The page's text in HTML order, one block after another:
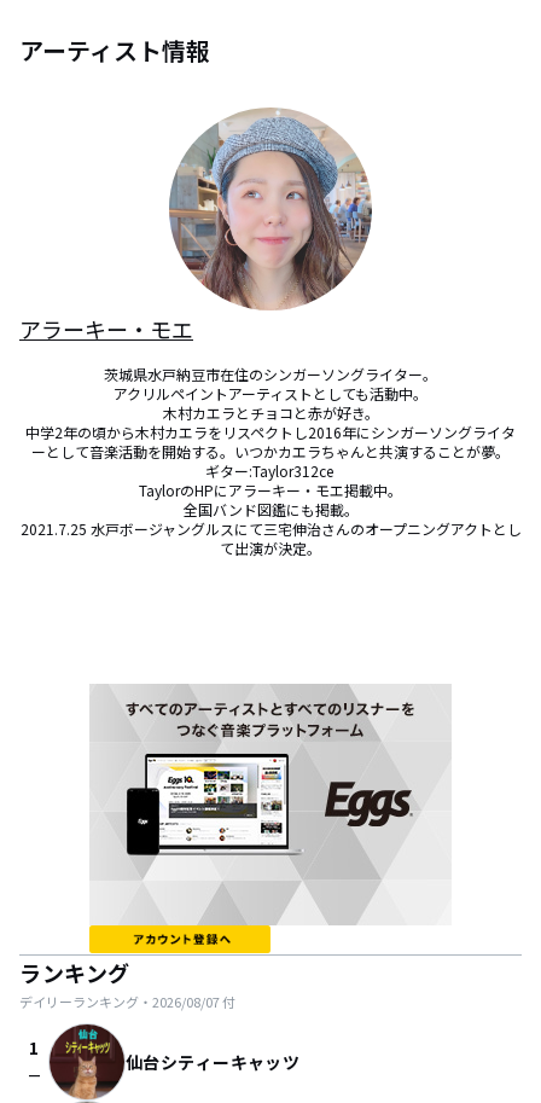
アーティスト情報
アラーキー・モエ
茨城県水戸納豆市在住のシンガーソングライター。
アクリルペイントアーティストとしても活動中。
木村カエラとチョコと赤が好き。
中学2年の頃から木村カエラをリスペクトし2016年にシンガーソングライタ
ーとして音楽活動を開始する。いつかカエラちゃんと共演することが夢。
ギター:Taylor312ce
TaylorのHPにアラーキー・モエ掲載中。
全国バンド図鑑にも掲載。
2021.7.25 水戸ボージャングルスにて三宅伸治さんのオープニングアクトとし
て出演が決定。
ランキング
デイリーランキング・ 2026/08/07付
1
check_indeterminate_small 仙台シティーキャッツ